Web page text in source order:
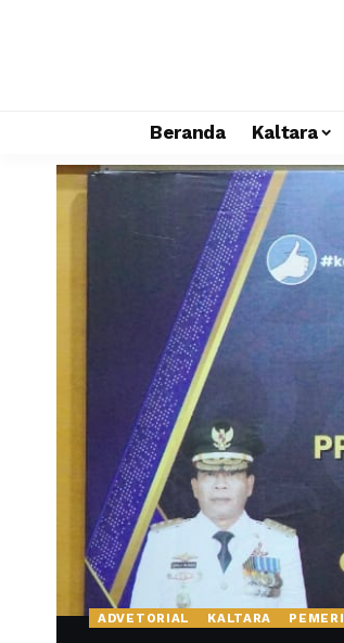
Beranda Kaltara
ADVETORIAL KALTARA